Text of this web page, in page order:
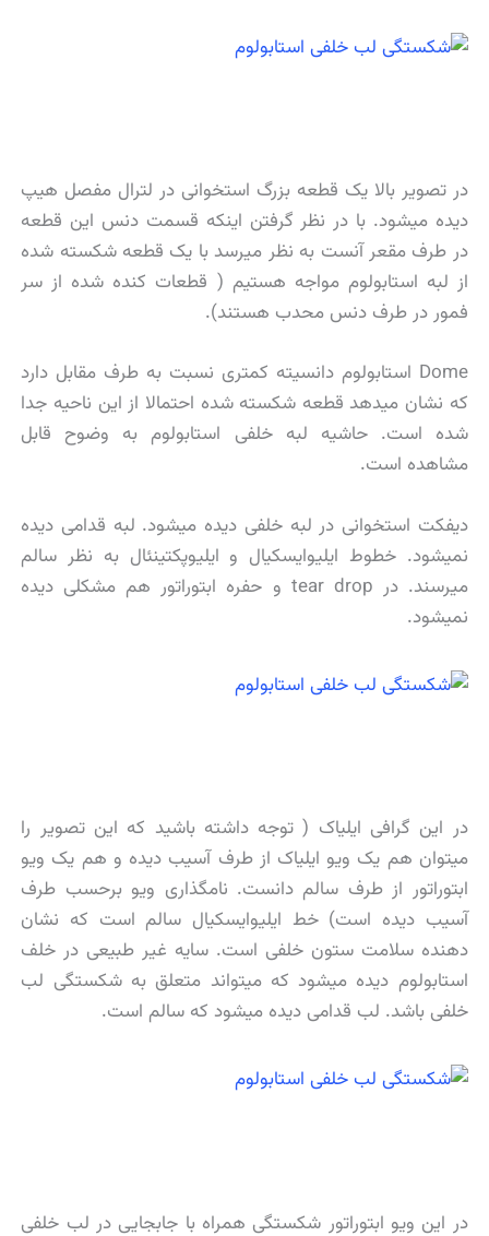
در تصویر بالا یک قطعه بزرگ استخوانی در لترال مفصل هیپ
دیده میشود. با در نظر گرفتن اینکه قسمت دنس این قطعه
در طرف مقعر آنست به نظر میرسد با یک قطعه شکسته شده
از لبه استابولوم مواجه هستیم ( قطعات کنده شده از سر
فمور در طرف دنس محدب هستند).
Dome استابولوم دانسیته کمتری نسبت به طرف مقابل دارد
که نشان میدهد قطعه شکسته شده احتمالا از این ناحیه جدا
شده است. حاشیه لبه خلفی استابولوم به وضوح قابل
مشاهده است.
دیفکت استخوانی در لبه خلفی دیده میشود. لبه قدامی دیده
نمیشود. خطوط ایلیوایسکیال و ایلیوپکتینئال به نظر سالم
میرسند. در tear drop و حفره ابتوراتور هم مشکلی دیده
نمیشود.
در این گرافی ایلیاک ( توجه داشته باشید که این تصویر را
میتوان هم یک ویو ایلیاک از طرف آسیب دیده و هم یک ویو
ابتوراتور از طرف سالم دانست. نامگذاری ویو برحسب طرف
آسیب دیده است) خط ایلیوایسکیال سالم است که نشان
دهنده سلامت ستون خلفی است. سایه غیر طبیعی در خلف
استابولوم دیده میشود که میتواند متعلق به شکستگی لب
خلفی باشد. لب قدامی دیده میشود که سالم است.
در این ویو ابتوراتور شکستگی همراه با جابجایی در لب خلفی